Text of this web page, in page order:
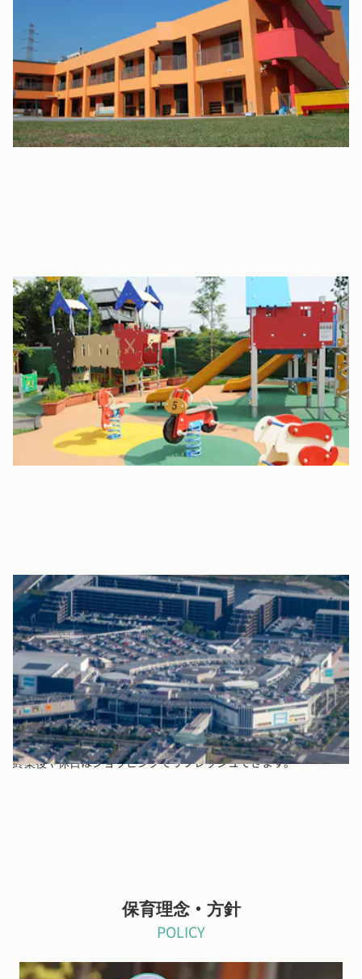
大きな園庭では子ども達が毎日、ランニングやサッカーなどを自
主的に行っています。
子どもらしくのびのびと活動出来る環境があります。
室内大型遊具や砂場あり！安全に遊べる環境作りを徹底
広い園庭を有しており、遊具がある一角の他に、子どもたちがの
びのびと走り回るスペースを確保。運動会も園庭で行われます。
引越し費用補助あり！住みやすい「越谷」へ
「通勤に便利なまちがいい」「流通に優れた場所がほしい」とい
った声に応えられるのが越谷市の交通網。鉄道でも車でも、都心
に地方にと多方面へつながっています。
通勤時に便利な新越谷駅ビル「ヴァリエ」や大型ショッピングモ
ールがある「越谷レイクタウン」までは「南越谷駅」から電車で
１駅です。
終業後や休日はショッピングでリフレッシュできます。
保育理念・方針
POLICY